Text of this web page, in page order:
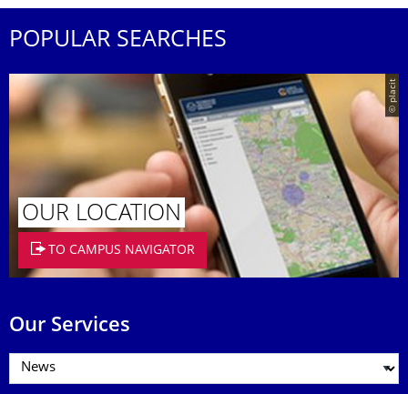
POPULAR SEARCHES
© placit
OUR LOCATION
TO CAMPUS NAVIGATOR
Our Services